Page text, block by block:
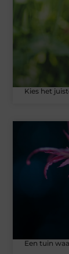
Kies het
Een tuin